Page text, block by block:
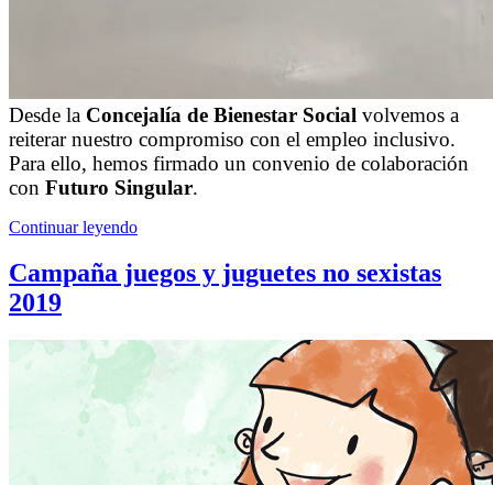
Desde la Concejalía de Bienestar Social volvemos a
reiterar nuestro compromiso con el empleo inclusivo.
Para ello, hemos firmado un convenio de colaboración
con Futuro Singular.
Continuar leyendo
Campaña juegos y juguetes no sexistas
2019